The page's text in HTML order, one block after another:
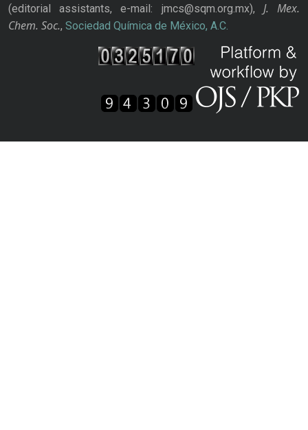
(editorial assistants, e-mail: jmcs@sqm.org.mx), J. Mex.
Chem. Soc., Sociedad Química de México, A.C.